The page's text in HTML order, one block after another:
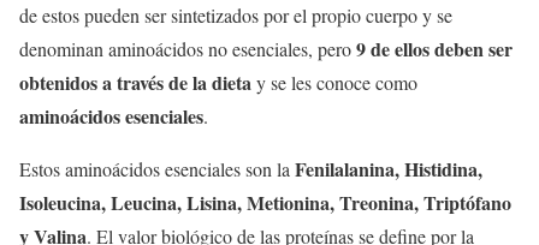
de estos pueden ser sintetizados por el propio cuerpo y se
denominan aminoácidos no esenciales, pero9 de ellos deben ser
obtenidos a través de la dietay se les conoce como
aminoácidos esenciales.
Estos aminoácidos esenciales son la Fenilalanina, Histidina,
Isoleucina, Leucina, Lisina, Metionina, Treonina, Triptófano
y Valina. El valor biológico de las proteínas se define por la